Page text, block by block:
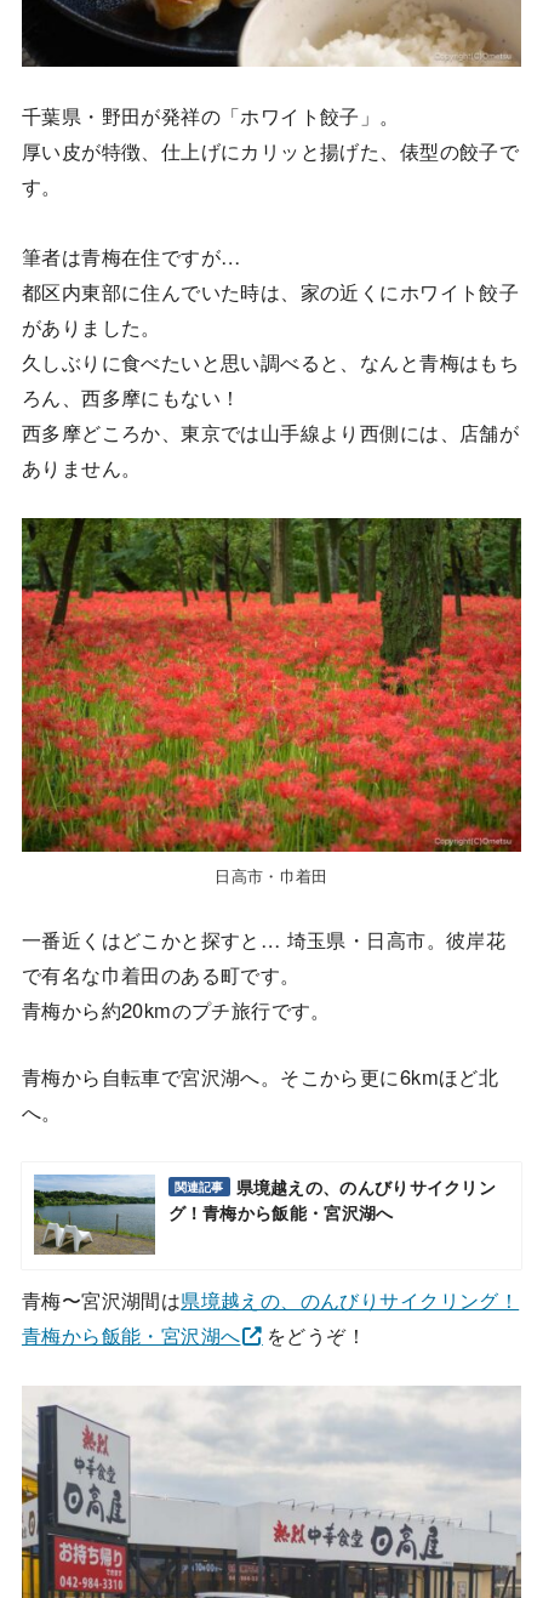
千葉県・野田が発祥の「ホワイト餃子」。
厚い皮が特徴、仕上げにカリッと揚げた、俵型の餃子で
す。
筆者は青梅在住ですが…
都区内東部に住んでいた時は、家の近くにホワイト餃子
がありました。
久しぶりに食べたいと思い調べると、なんと青梅はもち
ろん、西多摩にもない！
西多摩どころか、東京では山手線より西側には、店舗が
ありません。
日高市・巾着田
一番近くはどこかと探すと… 埼玉県・日高市。彼岸花
で有名な巾着田のある町です。
青梅から約20kmのプチ旅行です。
青梅から自転車で宮沢湖へ。そこから更に6kmほど北
へ。
関連記事
県境越えの、のんびりサイクリン
グ！青梅から飯能・宮沢湖へ
青梅〜宮沢湖間は県境越えの、のんびりサイクリング！
青梅から飯能・宮沢湖へ
をどうぞ！